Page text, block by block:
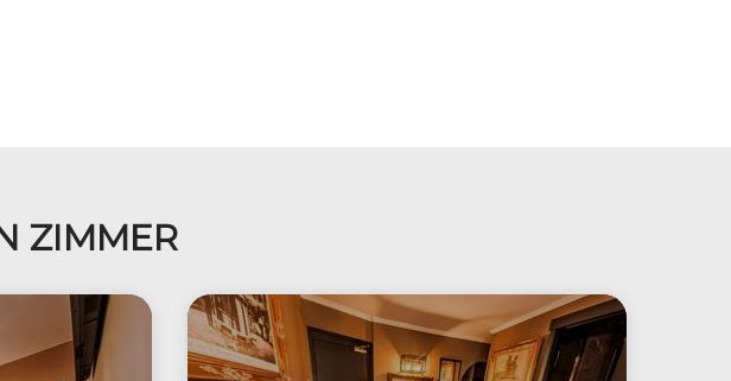
ZIMMER